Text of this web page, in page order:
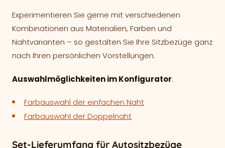
Experimentieren Sie gerne mit verschiedenen
Kombinationen aus Materialien, Farben und
Nahtvarianten – so gestalten Sie Ihre Sitzbezüge ganz
nach Ihren persönlichen Vorstellungen.
Auswahlmöglichkeiten im Konfigurator:
Farbauswahl der einfachen Naht
Farbauswahl der Doppelnaht
Set-Lieferumfang für Autositzbezüge